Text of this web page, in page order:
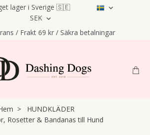
lager i Sverige 🇸🇪
SEK
/ Frakt 69 kr / Säkra betalningar
HUNDKLÄDER
Rosetter & Bandanas till Hund